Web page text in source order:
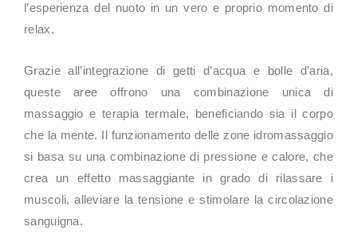
l’esperienza del nuoto in un vero e proprio momento di
relax.
Grazie all’integrazione di getti d’acqua e bolle d’aria,
queste aree offrono una combinazione unica di
massaggio e terapia termale, beneficiando sia il corpo
che la mente. Il funzionamento delle zone idromassaggio
si basa su una combinazione di pressione e calore, che
crea un effetto massaggiante in grado di rilassare i
muscoli, alleviare la tensione e stimolare la circolazione
sanguigna.